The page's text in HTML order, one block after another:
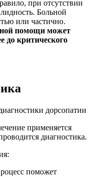
при отсутствии
Больной
или частично.
помощи может
до критического
применяется
диагностика.
поможет